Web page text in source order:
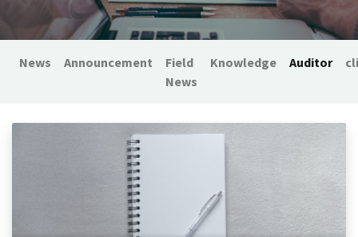
News Announcement
Field
News
Knowledge Auditor